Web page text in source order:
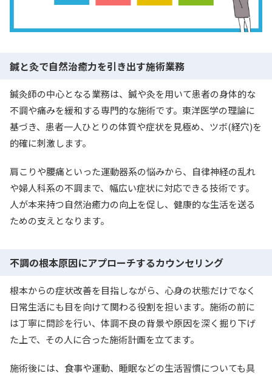
鍼と灸で自然治癒力を引き出す施術業務
鍼灸師の中心となる業務は、鍼や灸を用いて患者の身体的な
不調や痛みを緩和する専門的な施術です。東洋医学の理論に
基づき、患者一人ひとりの体質や症状を見極め、ツボ(経穴)を
的確に刺激します。
肩こりや腰痛といった運動器系の悩みから、自律神経の乱れ
や婦人科系の不調まで、幅広い症状に対応できる技術です。
人が本来持つ自然治癒力の向上を促し、健康的な生活を送る
ための支えとなります。
不調の根本原因にアプローチするカウンセリング
根本からの症状改善を目指しながら、心身の状態だけでなく
日常生活にも目を向けて関わる役割を担います。施術の前に
は丁寧に問診を行い、体調不良の背景や原因を深く掘り下げ
た上で、その人に合った施術計画を立てます。
施術後には、食事や運動、睡眠などの生活習慣についても具